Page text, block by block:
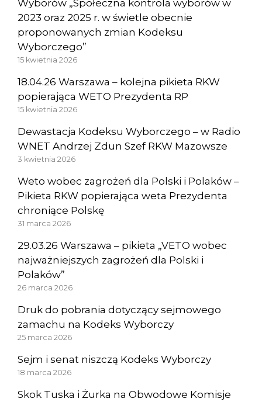
Wyborów „Społeczna kontrola wyborów w
2023 oraz 2025 r. w świetle obecnie
proponowanych zmian Kodeksu
Wyborczego”
15 kwietnia 2026
18.04.26 Warszawa – kolejna pikieta RKW
popierająca WETO Prezydenta RP
15 kwietnia 2026
Dewastacja Kodeksu Wyborczego – w Radio
WNET Andrzej Zdun Szef RKW Mazowsze
3 kwietnia 2026
Weto wobec zagrożeń dla Polski i Polaków –
Pikieta RKW popierająca weta Prezydenta
chroniące Polskę
31 marca 2026
29.03.26 Warszawa – pikieta „VETO wobec
najważniejszych zagrożeń dla Polski i
Polaków”
26 marca 2026
Druk do pobrania dotyczący sejmowego
zamachu na Kodeks Wyborczy
25 marca 2026
Sejm i senat niszczą Kodeks Wyborczy
18 marca 2026
Skok Tuska i Żurka na Obwodowe Komisje